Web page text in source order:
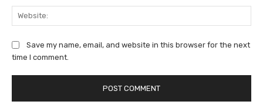
Save my name, email, and website in this browser for the next
time I comment.